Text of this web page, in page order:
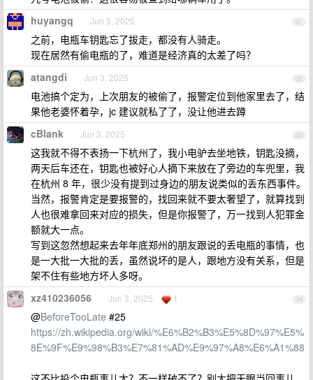
31
huyangq Jun 3, 2025
之前，电瓶车钥匙忘了拔走，都没有人骑走。
现在居然有偷电瓶的了，难道是经济真的太差了吗？
32
atangdi Jun 3, 2025
电池搞个定为，上次朋友的被偷了，报警定位到他家里去了，结
果他老婆怀着孕，jc 建议就私了了，没让他进去蹲
33
cBlank Jun 3, 2025
这我就不得不表扬一下杭州了，我小电驴去坐地铁，钥匙没摘，
两天后车还在，钥匙也被好心人摘下来放在了旁边的车兜里，我
在杭州 8 年，很少没有提到过身边的朋友说类似的丢东西事件。
当然，报警肯定是要报警的，找回来就不要太奢望了，就算找到
人也很难拿回来对应的损失，但是你报警了，万一找到人犯罪金
额就大一点。
写到这忽然想起来去年年底郑州的朋友跟说的丢电瓶的事情，也
是一大批一大批的丢，虽然说坏的是人，跟地方没有关系，但是
架不住有些地方坏人多呀。
34
xz410236056 Jun 3, 2025 1
@BeforeTooLate #25
https://zh.wikipedia.org/wiki/%E6%B2%B3%E5%8D%97%E5%
8E%9F%E9%98%B3%E7%81%AD%E9%97%A8%E6%A1%88